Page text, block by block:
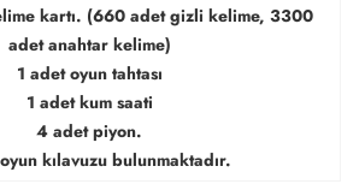
kartı. (660 adet gizli kelime, 3300
adet anahtar kelime)
1 adet oyun tahtası
1 adet kum saati
4 adet piyon.
kılavuzu bulunmaktadır.